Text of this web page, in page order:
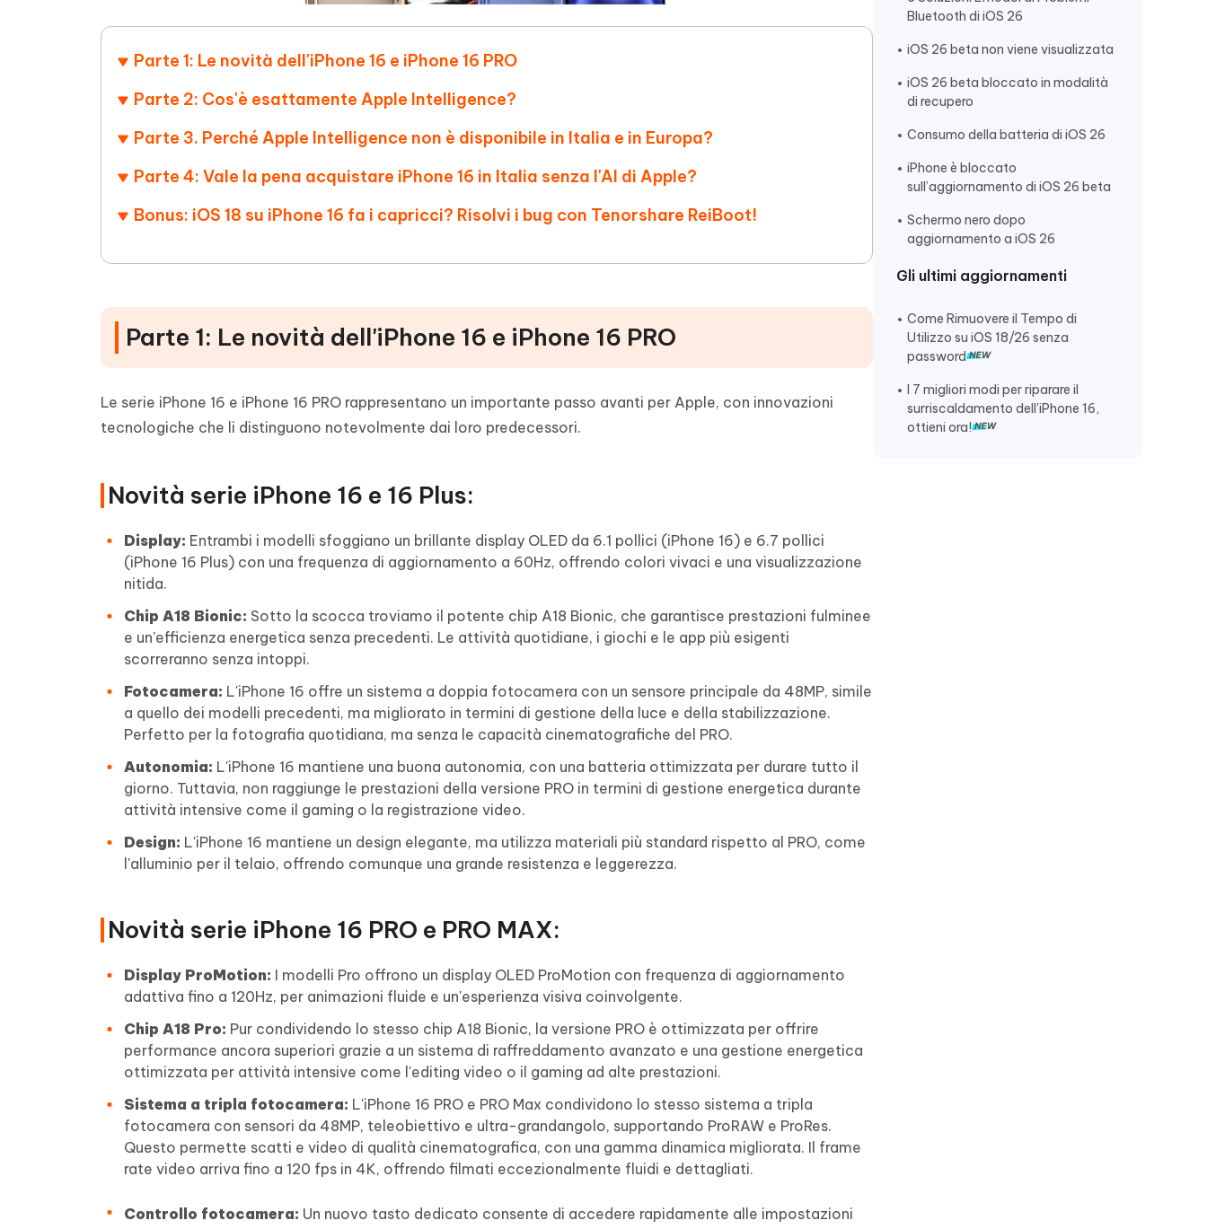
Bluetooth di iOS 26
iOS 26 beta non viene visualizzata
iOS 26 beta bloccato in modalità
di recupero
Consumo della batteria di iOS 26
iPhone è bloccato
sull’aggiornamento di iOS 26 beta
Schermo nero dopo
aggiornamento a iOS 26
Gli ultimi aggiornamenti
Come Rimuovere il Tempo di
Utilizzo su iOS 18/26 senza
password
I 7 migliori modi per riparare il
surriscaldamento dell'iPhone 16,
ottieni ora!
Parte 1: Le novità dell'iPhone 16 e iPhone 16 PRO
Parte 2: Cos'è esattamente Apple Intelligence?
Parte 3. Perché Apple Intelligence non è disponibile in Italia e in Europa?
Parte 4: Vale la pena acquistare iPhone 16 in Italia senza l'AI di Apple?
Bonus: iOS 18 su iPhone 16 fa i capricci? Risolvi i bug con Tenorshare ReiBoot!
Parte 1: Le novità dell'iPhone 16 e iPhone 16 PRO
Le serie iPhone 16 e iPhone 16 PRO rappresentano un importante passo avanti per Apple, con innovazioni
tecnologiche che li distinguono notevolmente dai loro predecessori.
Novità serie iPhone 16 e 16 Plus:
Display: Entrambi i modelli sfoggiano un brillante display OLED da 6.1 pollici (iPhone 16) e 6.7 pollici
(iPhone 16 Plus) con una frequenza di aggiornamento a 60Hz, offrendo colori vivaci e una visualizzazione
nitida.
Chip A18 Bionic: Sotto la scocca troviamo il potente chip A18 Bionic, che garantisce prestazioni fulminee
e un'efficienza energetica senza precedenti. Le attività quotidiane, i giochi e le app più esigenti
scorreranno senza intoppi.
Fotocamera: L'iPhone 16 offre un sistema a doppia fotocamera con un sensore principale da 48MP, simile
a quello dei modelli precedenti, ma migliorato in termini di gestione della luce e della stabilizzazione.
Perfetto per la fotografia quotidiana, ma senza le capacità cinematografiche del PRO.
Autonomia: L'iPhone 16 mantiene una buona autonomia, con una batteria ottimizzata per durare tutto il
giorno. Tuttavia, non raggiunge le prestazioni della versione PRO in termini di gestione energetica durante
attività intensive come il gaming o la registrazione video.
Design: L'iPhone 16 mantiene un design elegante, ma utilizza materiali più standard rispetto al PRO, come
l'alluminio per il telaio, offrendo comunque una grande resistenza e leggerezza.
Novità serie iPhone 16 PRO e PRO MAX:
Display ProMotion: I modelli Pro offrono un display OLED ProMotion con frequenza di aggiornamento
adattiva fino a 120Hz, per animazioni fluide e un'esperienza visiva coinvolgente.
Chip A18 Pro: Pur condividendo lo stesso chip A18 Bionic, la versione PRO è ottimizzata per offrire
performance ancora superiori grazie a un sistema di raffreddamento avanzato e una gestione energetica
ottimizzata per attività intensive come l'editing video o il gaming ad alte prestazioni.
Sistema a tripla fotocamera: L'iPhone 16 PRO e PRO Max condividono lo stesso sistema a tripla
fotocamera con sensori da 48MP, teleobiettivo e ultra-grandangolo, supportando ProRAW e ProRes.
Questo permette scatti e video di qualità cinematografica, con una gamma dinamica migliorata. Il frame
rate video arriva fino a 120 fps in 4K, offrendo filmati eccezionalmente fluidi e dettagliati.
Controllo fotocamera: Un nuovo tasto dedicato consente di accedere rapidamente alle impostazioni